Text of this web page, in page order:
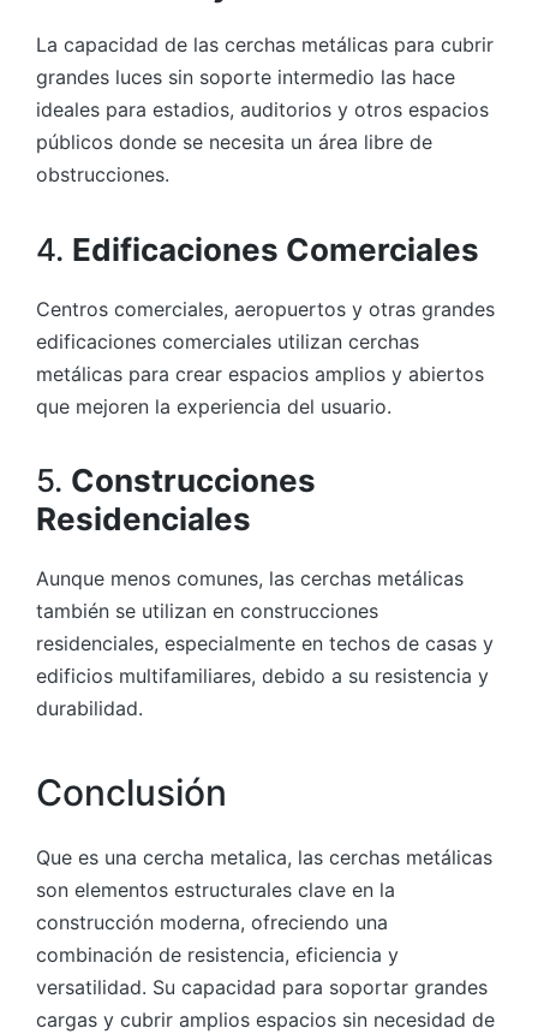
La capacidad de las cerchas metálicas para cubrir
grandes luces sin soporte intermedio las hace
ideales para estadios, auditorios y otros espacios
públicos donde se necesita un área libre de
obstrucciones.
4. Edificaciones Comerciales
Centros comerciales, aeropuertos y otras grandes
edificaciones comerciales utilizan cerchas
metálicas para crear espacios amplios y abiertos
que mejoren la experiencia del usuario.
5. Construcciones
Residenciales
Aunque menos comunes, las cerchas metálicas
también se utilizan en construcciones
residenciales, especialmente en techos de casas y
edificios multifamiliares, debido a su resistencia y
durabilidad.
Conclusión
Que es una cercha metalica, las cerchas metálicas
son elementos estructurales clave en la
construcción moderna, ofreciendo una
combinación de resistencia, eficiencia y
versatilidad. Su capacidad para soportar grandes
cargas y cubrir amplios espacios sin necesidad de